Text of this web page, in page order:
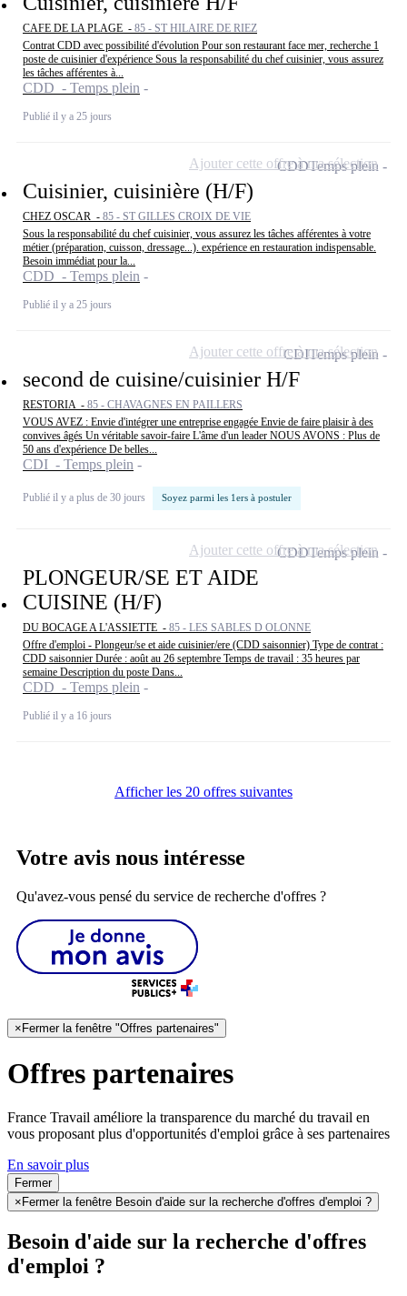
CAFE DE LA PLAGE - 85 - ST HILAIRE DE RIEZ
Contrat CDD avec possibilité d'évolution Pour son restaurant face mer, recherche 1
poste de cuisinier d'expérience Sous la responsabilité du chef cuisinier, vous assurez
les tâches afférentes à...
CDD - Temps plein
Publié il y a 25 jours
Cuisinier, cuisinière (H/F)
CHEZ OSCAR - 85 - ST GILLES CROIX DE VIE
Sous la responsabilité du chef cuisinier, vous assurez les tâches afférentes à votre
métier (préparation, cuisson, dressage...). expérience en restauration indispensable.
Besoin immédiat pour la...
CDD - Temps plein
Publié il y a 25 jours
CDDTemps plein
Ajouter cette offre à ma sélection
second de cuisine/cuisinier H/F
RESTORIA - 85 - CHAVAGNES EN PAILLERS
VOUS AVEZ : Envie d'intégrer une entreprise engagée Envie de faire plaisir à des
convives âgés Un véritable savoir-faire L'âme d'un leader NOUS AVONS : Plus de
50 ans d'expérience De belles...
CDI - Temps plein
Publié il y a plus de 30 jours Soyez parmi les 1ers à postuler
CDITemps plein
Ajouter cette offre à ma sélection
PLONGEUR/SE ET AIDE
CUISINE (H/F)
DU BOCAGE A L'ASSIETTE - 85 - LES SABLES D OLONNE
Offre d'emploi - Plongeur/se et aide cuisinier/ere (CDD saisonnier) Type de contrat :
CDD saisonnier Durée : août au 26 septembre Temps de travail : 35 heures par
semaine Description du poste Dans...
CDD - Temps plein
Publié il y a 16 jours
CDDTemps plein
Ajouter cette offre à ma sélection
Afficher les 20 offres suivantes
Votre avis nous intéresse
Qu'avez-vous pensé du service de recherche d'offres ?
×Fermer la fenêtre "Offres partenaires"
Offres partenaires
France Travail améliore la transparence du marché du travail en
vous proposant plus d'opportunités d'emploi grâce à ses partenaires
En savoir plus
Fermer
× Fermer la fenêtre Besoin d'aide sur la recherche d'offres d'emploi ?
Besoin d'aide sur la recherche d'offres
d'emploi ?